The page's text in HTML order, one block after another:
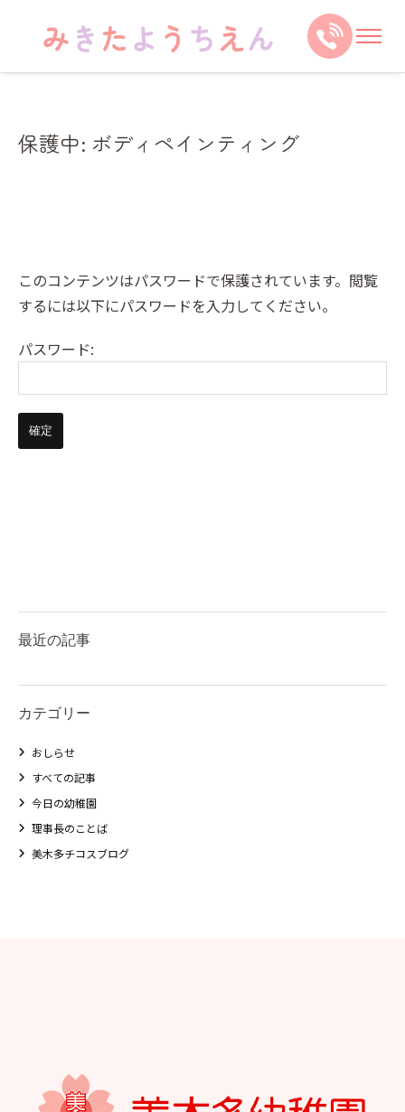
保護中: ボディペインティング
このコンテンツはパスワードで保護されています。閲覧
するには以下にパスワードを入力してください。
パスワード:
最近の記事
カテゴリー
おしらせ
すべての記事
今日の幼稚園
理事長のことば
美木多チコスブログ